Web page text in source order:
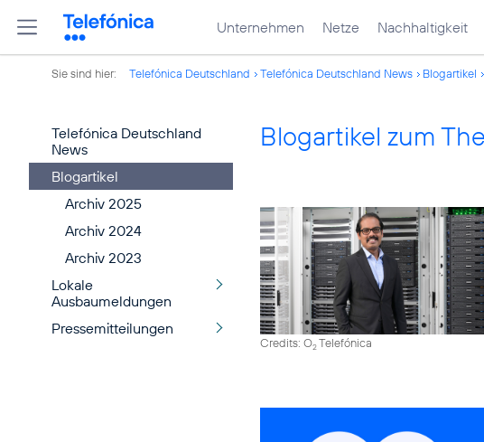
Unternehmen Netze Nachhaltigkeit
Sie sind hier: Telefónica Deutschland Telefónica Deutschland News Blogartikel
Telefónica Deutschland
News
Blogartikel
Archiv 2025
Archiv 2024
Archiv 2023
Lokale
Ausbaumeldungen
Pressemitteilungen
Blogartikel zum
Credits: O2Telefónica